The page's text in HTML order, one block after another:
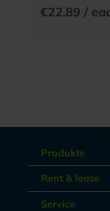
€22.89 /
Produkte
Rent & lease
Service